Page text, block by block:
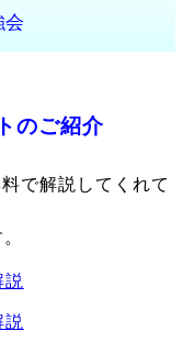
会
のご紹介
で解説してくれて
説
説